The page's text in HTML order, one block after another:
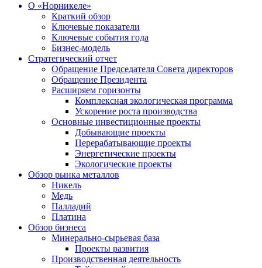
О «Норникеле»
Краткий обзор
Ключевые показатели
Ключевые события года
Бизнес-модель
Стратегический отчет
Обращение Председателя Совета директоров
Обращение Президента
Расширяем горизонты
Комплексная экологическая программа
Ускорение роста производства
Основные инвестиционные проекты
Добывающие проекты
Перерабатывающие проекты
Энергетические проекты
Экологические проекты
Обзор рынка металлов
Никель
Медь
Палладий
Платина
Обзор бизнеса
Минерально-сырьевая база
Проекты развития
Производственная деятельность